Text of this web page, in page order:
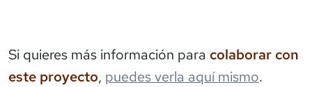
Si quieres más información para colaborar con
este proyecto, puedes verla aquí mismo.